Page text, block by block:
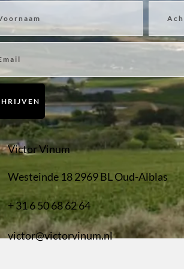
Victor Vinum
Westeinde 18 2969 BL Oud-Alblas
+ 31 6 50 68 62 64
victor@victorvinum.nl